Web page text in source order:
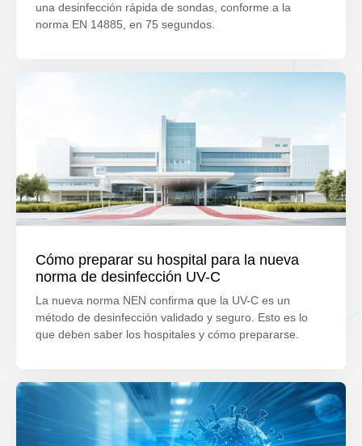
una desinfección rápida de sondas, conforme a la
norma EN 14885, en 75 segundos.
Cómo preparar su hospital para la nueva
norma de desinfección UV-C
La nueva norma NEN confirma que la UV-C es un
método de desinfección validado y seguro. Esto es lo
que deben saber los hospitales y cómo prepararse.